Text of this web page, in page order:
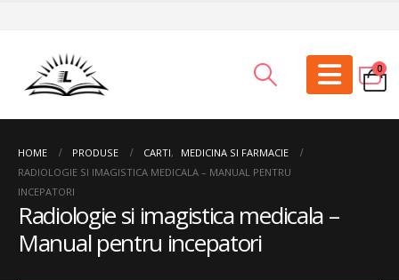
0
HOME PRODUSE CARTI,
MEDICINA SI FARMACIE
RADIOLOGIE SI IMAGISTICA MEDICALA – MANUAL PENTRU
INCEPATORI
Radiologie si imagistica medicala –
Manual pentru incepatori